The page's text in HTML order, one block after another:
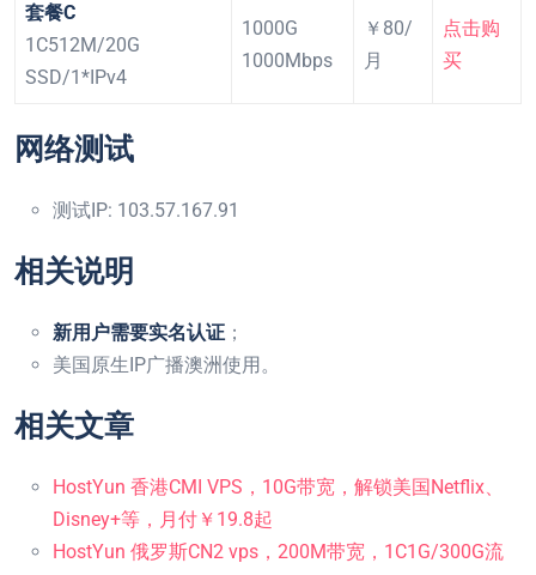
套餐C
1C512M/20G
SSD/1*IPv4
1000G
1000Mbps
￥80/
月
点击购
买
网络测试
测试IP: 103.57.167.91
相关说明
新用户需要实名认证 ；
美国原生IP广播澳洲使用。
相关文章
HostYun 香港CMI VPS，10G带宽，解锁美国Netflix、
Disney+等，月付￥19.8起
HostYun 俄罗斯CN2 vps，200M带宽，1C1G/300G流